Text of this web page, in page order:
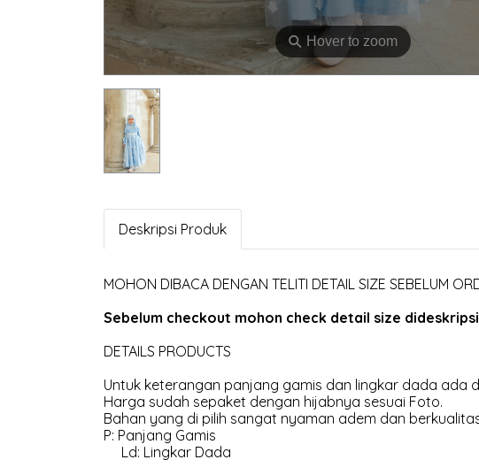
⚲ Hover to zoom
Deskripsi Produk
MOHON DIBACA DENGAN TELITI DETAIL SIZE SEBELUM
Sebelum checkout mohon check detail size
DETAILS PRODUCTS
Untuk keterangan panjang gamis dan lingkar dada ada
Harga sudah sepaket dengan hijabnya sesuai Foto.
Bahan yang di pilih sangat nyaman adem dan
P: Panjang Gamis
Ld: Lingkar Dada